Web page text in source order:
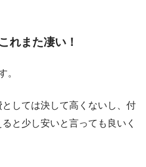
れまた凄い！
。
しては決して高くないし、付
と少し安いと言っても良いく